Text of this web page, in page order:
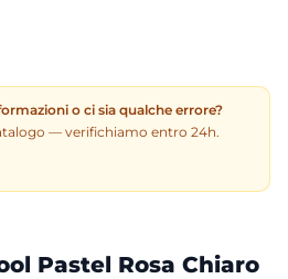
o ci sia qualche errore?
— verifichiamo entro 24h.
Pastel Rosa Chiaro